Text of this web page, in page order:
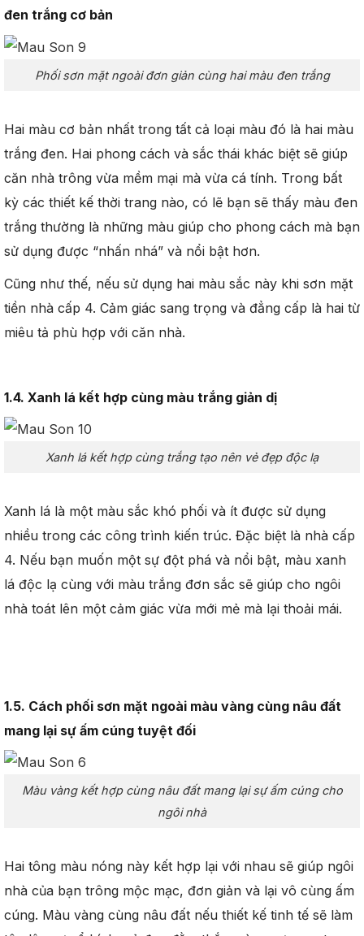
đen trắng cơ bản
Phối sơn mặt ngoài đơn giản cùng hai màu đen trắng
Hai màu cơ bản nhất trong tất cả loại màu đó là hai màu
trắng đen. Hai phong cách và sắc thái khác biệt sẽ giúp
căn nhà trông vừa mềm mại mà vừa cá tính. Trong bất
kỳ các thiết kế thời trang nào, có lẽ bạn sẽ thấy màu đen
trắng thường là những màu giúp cho phong cách mà bạn
sử dụng được “nhấn nhá” và nổi bật hơn.
Cũng như thế, nếu sử dụng hai màu sắc này khi sơn mặt
tiền nhà cấp 4. Cảm giác sang trọng và đẳng cấp là hai từ
miêu tả phù hợp với căn nhà.
1.4. Xanh lá kết hợp cùng màu trắng giản dị
Xanh lá kết hợp cùng trắng tạo nên vẻ đẹp độc lạ
Xanh lá là một màu sắc khó phối và ít được sử dụng
nhiều trong các công trình kiến trúc. Đặc biệt là nhà cấp
4. Nếu bạn muốn một sự đột phá và nổi bật, màu xanh
lá độc lạ cùng với màu trắng đơn sắc sẽ giúp cho ngôi
nhà toát lên một cảm giác vừa mới mẻ mà lại thoải mái.
1.5. Cách phối sơn mặt ngoài màu vàng cùng nâu đất
mang lại sự ấm cúng tuyệt đối
Màu vàng kết hợp cùng nâu đất mang lại sự ấm cúng cho
ngôi nhà
Hai tông màu nóng này kết hợp lại với nhau sẽ giúp ngôi
nhà của bạn trông mộc mạc, đơn giản và lại vô cùng ấm
cúng. Màu vàng cùng nâu đất nếu thiết kế tinh tế sẽ làm